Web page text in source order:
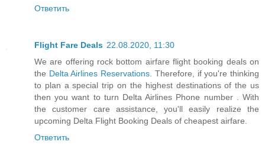
Ответить
Flight Fare Deals 22.08.2020, 11:30
We are offering rock bottom airfare flight booking deals on
the Delta Airlines Reservations . Therefore, if you're thinking
to plan a special trip on the highest destinations of the us
then you want to turn Delta Airlines Phone number . With
the customer care assistance, you'll easily realize the
upcoming Delta Flight Booking Deals of cheapest airfare.
Ответить